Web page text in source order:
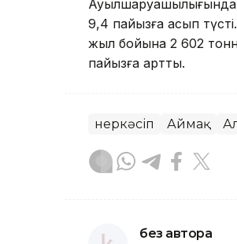
Ауылшаруашылығында
9,4 пайызға асып
жыл бойына 2 602
пайызға артты.
Өнеркәсіп Аймақ
без автора